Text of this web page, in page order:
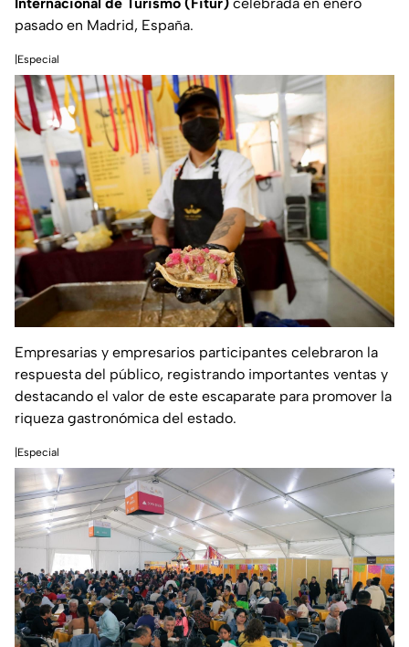
pasado en Madrid, España.
|Especial
Empresarias y empresarios participantes celebraron la
respuesta del público, registrando importantes ventas y
destacando el valor de este escaparate para promover la
riqueza gastronómica del estado.
|Especial